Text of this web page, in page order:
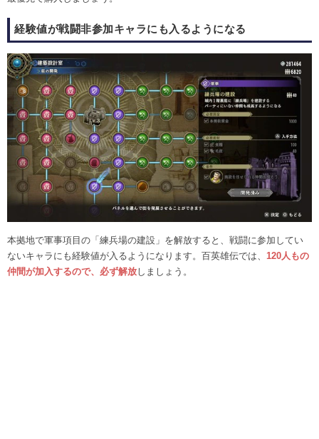
経験値が戦闘非参加キャラにも入るようになる
本拠地で軍事項目の「練兵場の建設」を解放すると、戦闘に参加してい
ないキャラにも経験値が入るようになります。百英雄伝では、 120人もの
仲間が加入するので、必ず解放しましょう。